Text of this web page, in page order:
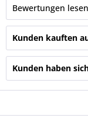
Bewertungen
Kunden kauften
Kunden haben